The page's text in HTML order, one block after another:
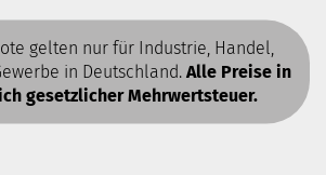
gelten nur für Industrie, Handel,
in Deutschland. Alle Preise in
gesetzlicher Mehrwertsteuer.